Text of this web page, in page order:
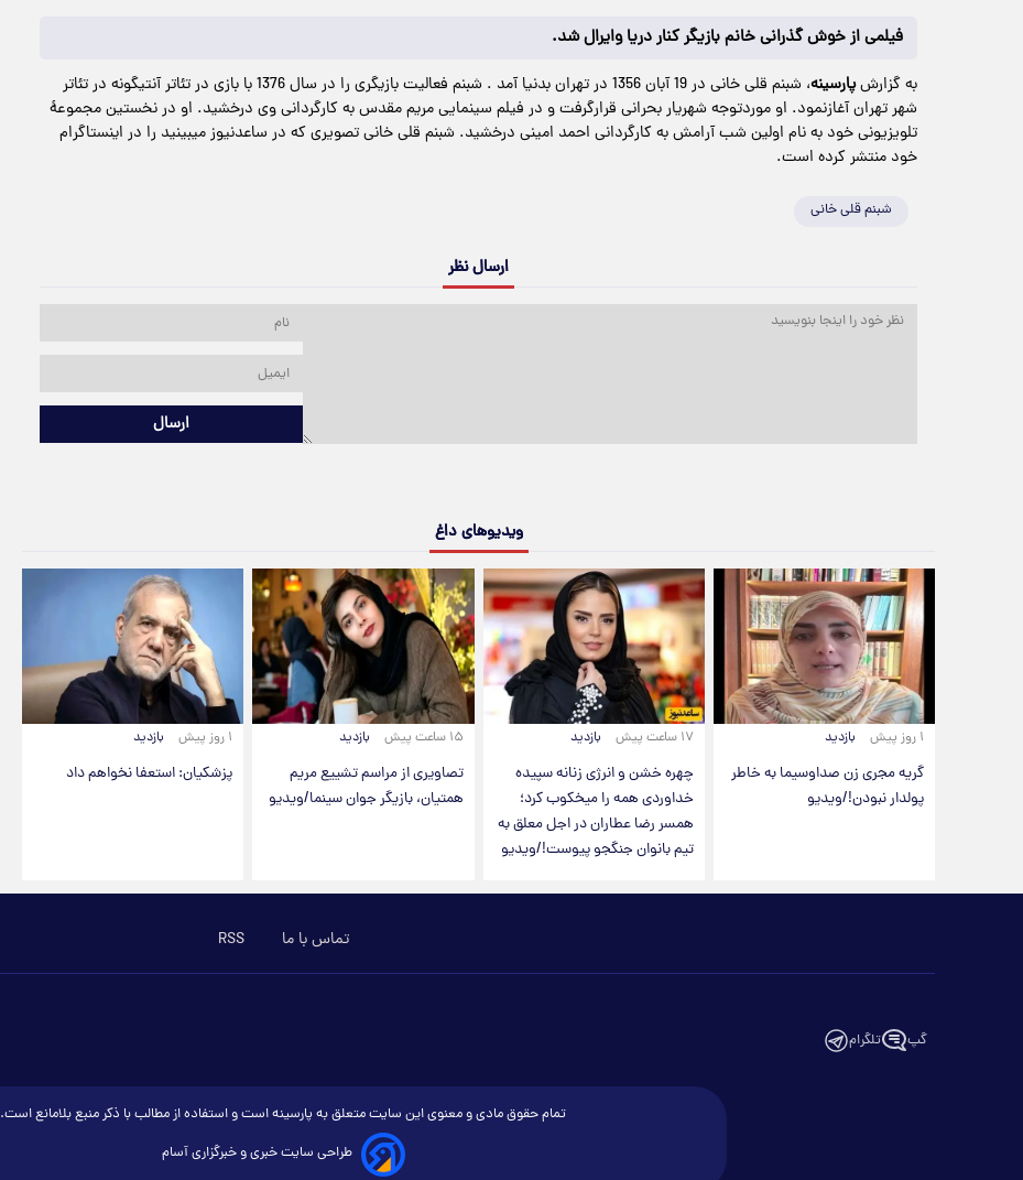
فیلمی از خوش گذرانی خانم بازیگر کنار دریا وایرال شد.
به گزارشپارسینه
، شبنم قلی خانی در 19 آبان 1356 در تهران بدنیا آمد . شبنم فعالیت بازیگری را در سال 1376 با بازی در تئاتر آنتیگونه در تئاتر
شهر تهران آغازنمود. او موردتوجه شهریار بحرانی قرارگرفت و در فیلم سینمایی مریم مقدس به کارگردانی وی درخشید. او در نخستین مجموعهٔ
تلویزیونی خود به نام اولین شب آرامش به کارگردانی احمد امینی درخشید. شبنم قلی خانی تصویری که در ساعدنیوز میبینید را در اینستاگرام
خود منتشر کرده است.
شبنم قلی خانی
ارسال نظر
ارسال
ویدیوهای داغ
۱ روز پیش بازدید
گریه مجری زن صداوسیما به خاطر
پولدار نبودن!/ویدیو
۱۷ ساعت پیش بازدید
چهره خشن و انرژی زنانه سپیده
خداوردی همه را میخکوب کرد؛
همسر رضا عطاران در اجل معلق به
تیم بانوان جنگجو پیوست!/ویدیو
۱۵ ساعت پیش بازدید
تصاویری از مراسم تشییع مریم
همتیان، بازیگر جوان سینما/ویدیو
۱ روز پیش بازدید
پزشکیان: استعفا نخواهم داد
تماس با ما RSS
گپ تلگرام
تمام حقوق مادی و معنوی این سایت متعلق به پارسینه است و استفاده از مطالب با ذکر منبع بلامانع است.
طراحی سایت خبری و خبرگزاری آسام